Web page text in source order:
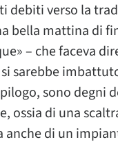
debiti verso la
bella mattina di
– che faceva
sarebbe
sono
ossia di una
anche di un